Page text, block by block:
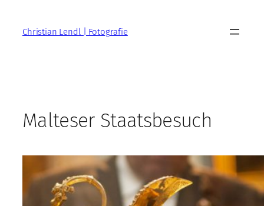
springenChristian Lendl | Fotografie
Malteser Staatsbesuch